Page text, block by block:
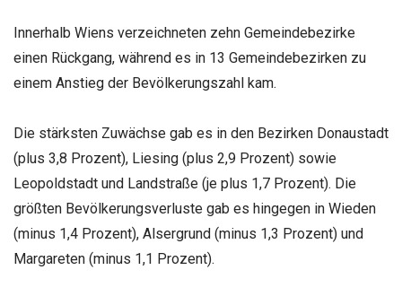
Innerhalb Wiens verzeichneten zehn Gemeindebezirke
einen Rückgang, während es in 13 Gemeindebezirken zu
einem Anstieg der Bevölkerungszahl kam.
Die stärksten Zuwächse gab es in den Bezirken Donaustadt
(plus 3,8 Prozent), Liesing (plus 2,9 Prozent) sowie
Leopoldstadt und Landstraße (je plus 1,7 Prozent). Die
größten Bevölkerungsverluste gab es hingegen in Wieden
(minus 1,4 Prozent), Alsergrund (minus 1,3 Prozent) und
Margareten (minus 1,1 Prozent).